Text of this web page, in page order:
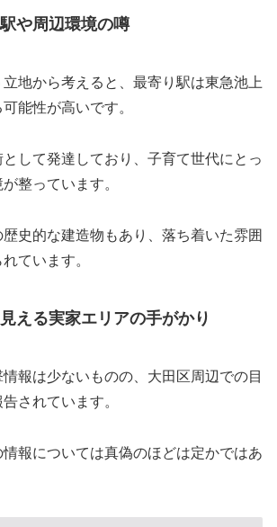
や周辺環境の噂
地から考えると、最寄り駅は東急池上
能性が高いです。
して発達しており、子育て世代にとっ
整っています。
史的な建造物もあり、落ち着いた雰囲
ています。
える実家エリアの手がかり
報は少ないものの、大田区周辺での目
されています。
報については真偽のほどは定かではあ